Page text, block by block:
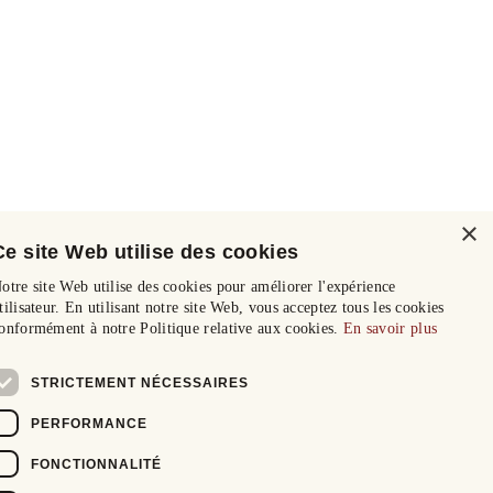
×
site Web utilise des cookies
site Web utilise des cookies pour améliorer l'expérience
En utilisant notre site Web, vous acceptez tous les cookies
à notre Politique relative aux cookies. En savoir plus
STRICTEMENT NÉCESSAIRES
PERFORMANCE
FONCTIONNALITÉ